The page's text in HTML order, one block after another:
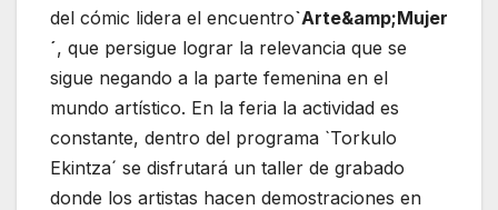
del cómic lidera el encuentro`Arte&amp;Mujer
´, que persigue lograr la relevancia que se
sigue negando a la parte femenina en el
mundo artístico. En la feria la actividad es
constante, dentro del programa `Torkulo
Ekintza´ se disfrutará un taller de grabado
donde los artistas hacen demostraciones en